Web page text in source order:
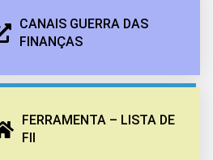
CANAIS GUERRA DAS
FINANÇAS
FERRAMENTA – LISTA DE
FII